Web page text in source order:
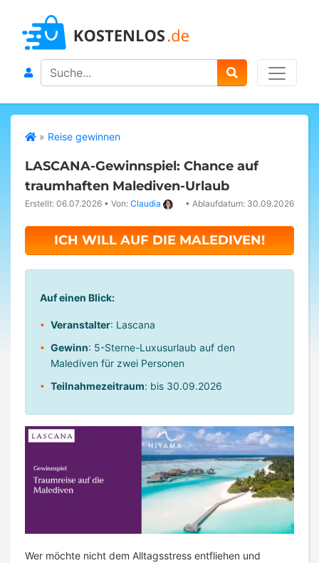
Search
» Reise gewinnen
LASCANA-Gewinnspiel: Chance auf
traumhaften Malediven-Urlaub
Erstellt: 06.07.2026 • Von: Claudia • Ablaufdatum: 30.09.2026
ICH WILL AUF DIE MALEDIVEN!
Auf einen Blick:
Veranstalter: Lascana
Gewinn: 5-Sterne-Luxusurlaub auf den
Malediven für zwei Personen
Teilnahmezeitraum: bis 30.09.2026
Wer möchte nicht dem Alltagsstress entfliehen und